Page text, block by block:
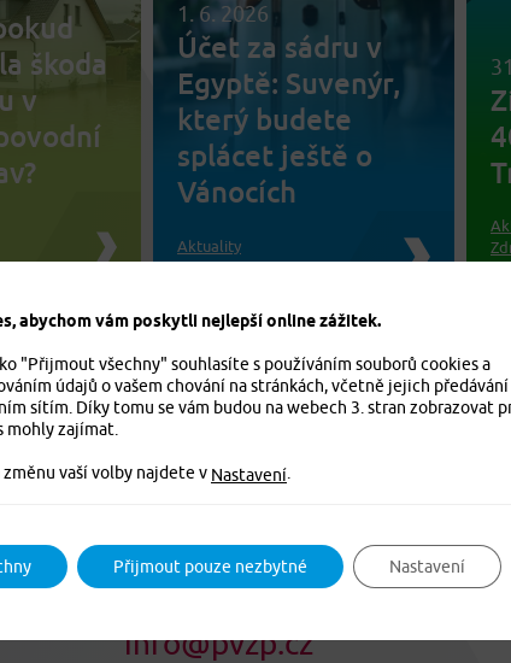
škoda
v
1. 6. 2026
Účet za sádru v
Egyptě: Suvenýr,
který budete
splácet ještě o
Vánocích
Aktuality
Cestovní pojištění
info@pvzp.cz
abychom vám poskytli nejlepší online zážitek.
"Přijmout všechny" souhlasíte s používáním souborů cookies a
údajů o vašem chování na stránkách, včetně jejich předávání
sítím. Díky tomu se vám budou na webech 3. stran zobrazovat
mohly zajímat.
vaší volby najdete v Nastavení.
Přijmout pouze nezbytné Nastavení